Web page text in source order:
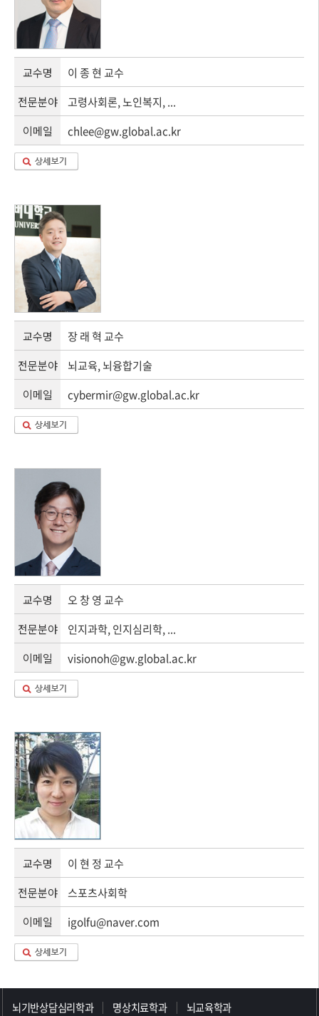
교수명 이 종 현 교수
전문분야 고령사회론, 노인복지, ...
이메일 chlee@gw.global.ac.kr
교수명 장 래 혁 교수
전문분야 뇌교육, 뇌융합기술
이메일 cybermir@gw.global.ac.kr
교수명 오 창 영 교수
전문분야 인지과학, 인지심리학, ...
이메일 visionoh@gw.global.ac.kr
교수명 이 현 정 교수
전문분야 스포츠사회학
이메일 igolfu@naver.com
뇌기반상담심리학과 명상치료학과
뇌교육학과